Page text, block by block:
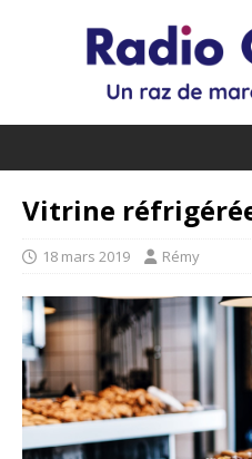
Vitrine
18 mars 2019 Rémy